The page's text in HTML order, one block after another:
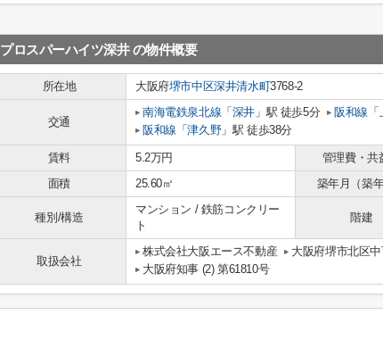
プロスパーハイツ深井 の物件概要
所在地 大阪府堺市中区深井清水町3768-2
交通
南海電鉄泉北線 「 深井 」駅 徒歩5分 阪和線 「
阪和線 「津久野」駅 徒歩38分
賃料 5.2万円
管理費・共
面積
25.60㎡ 築年月（築
種別/構造
マンション / 鉄筋コンクリー
ト
階建
取扱会社
株式会社大阪エース不動産
大阪府堺市北区
大阪府知事 (2) 第61810号